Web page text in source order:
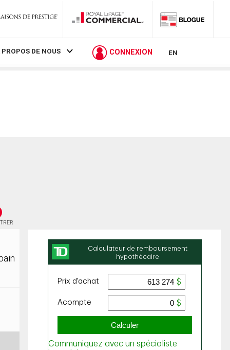
PROPOS DE NOUS CONNEXION EN